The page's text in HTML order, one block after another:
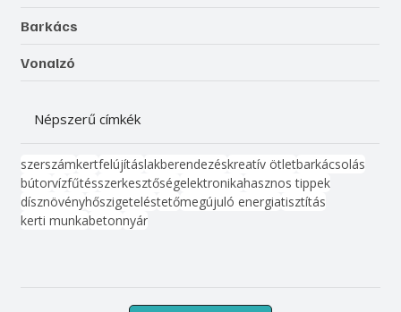
Barkács
Vonalzó
Népszerű címkék
szerszámkertfelújításlakberendezéskreatív ötletbarkácsolás
bútorvízfűtésszerkesztőségelektronikahasznos tippek
dísznövényhőszigeteléstetőmegújuló energiatisztítás
kerti munkabetonnyár